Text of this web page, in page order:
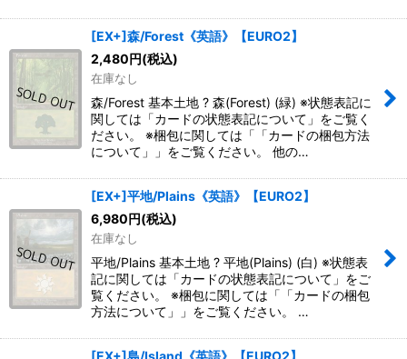
[EX+]森/Forest《英語》【EURO2】
2,480円(税込)
在庫なし
森/Forest 基本土地 ? 森(Forest) (緑) ※状態表記に
関しては「カードの状態表記について」をご覧く
ださい。 ※梱包に関しては「「カードの梱包方法
について」」をご覧ください。 他の…
[EX+]平地/Plains《英語》【EURO2】
6,980円(税込)
在庫なし
平地/Plains 基本土地 ? 平地(Plains) (白) ※状態表
記に関しては「カードの状態表記について」をご
覧ください。 ※梱包に関しては「「カードの梱包
方法について」」をご覧ください。 …
[EX+]島/Island《英語》【EURO2】